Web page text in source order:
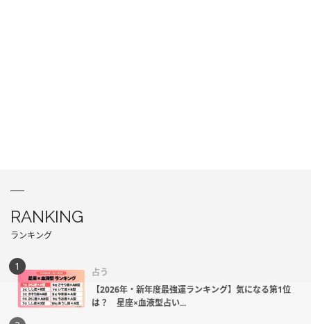
RANKING
ランキング
占う
【2026年・新年度最強運ランキング】気になる第1位
は？ 星座×血液型占い...